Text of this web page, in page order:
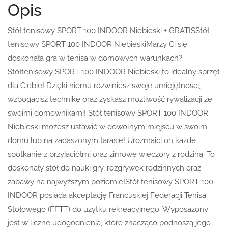
Opis
Stół tenisowy SPORT 100 INDOOR Niebieski + GRATISStół
tenisowy SPORT 100 INDOOR NiebieskiMarzy Ci się
doskonała gra w tenisa w domowych warunkach?
Stółtenisowy SPORT 100 INDOOR Niebieski to idealny sprzęt
dla Ciebie! Dzięki niemu rozwiniesz swoje umiejętności,
wzbogacisz technikę oraz zyskasz możliwość rywalizacji ze
swoimi domownikami! Stół tenisowy SPORT 100 INDOOR
Niebieski możesz ustawić w dowolnym miejscu w swoim
domu lub na zadaszonym tarasie! Urozmaici on każde
spotkanie z przyjaciółmi oraz zimowe wieczory z rodziną. To
doskonały stół do nauki gry, rozgrywek rodzinnych oraz
zabawy na najwyższym poziomie!Stół tenisowy SPORT 100
INDOOR posiada akceptację Francuskiej Federacji Tenisa
Stołowego (FFTT) do użytku rekreacyjnego. Wyposażony
jest w liczne udogodnienia, które znacząco podnoszą jego